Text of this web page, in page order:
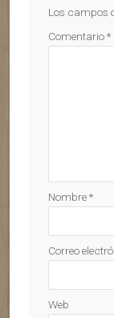
Los campos
Comentario*
Nombre*
Correo
Web